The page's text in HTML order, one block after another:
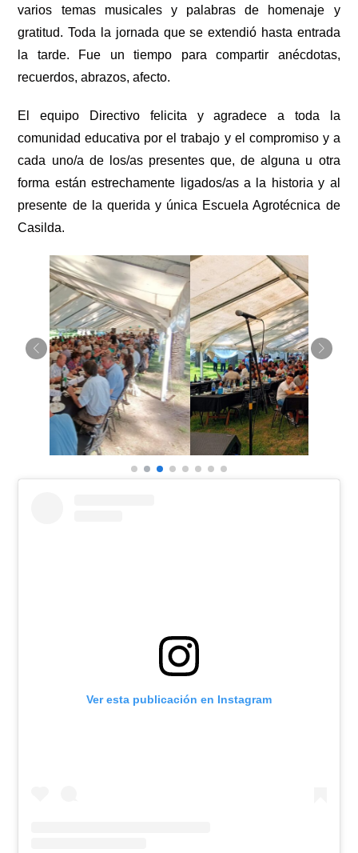
varios temas musicales y palabras de homenaje y
gratitud. Toda la jornada que se extendió hasta entrada
la tarde. Fue un tiempo para compartir anécdotas,
recuerdos, abrazos, afecto.
El equipo Directivo felicita y agradece a toda la
comunidad educativa por el trabajo y el compromiso y a
cada uno/a de los/as presentes que, de alguna u otra
forma están estrechamente ligados/as a la historia y al
presente de la querida y única Escuela Agrotécnica de
Casilda.
Ver esta publicación en Instagram